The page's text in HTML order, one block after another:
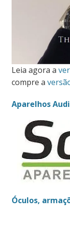
Leia agora a
compre a
Aparelhos
Óculos,